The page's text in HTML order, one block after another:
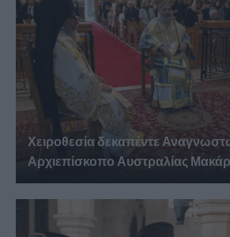
Χειροθεσία δεκαπέντε
Αρχιεπίσκοπο Αυστραλίας